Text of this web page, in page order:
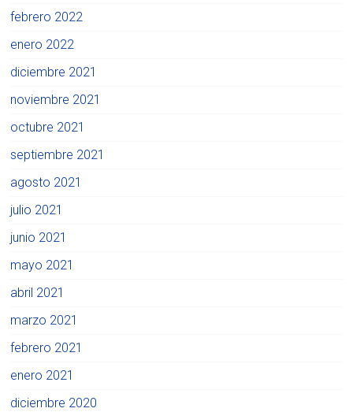
febrero 2022
enero 2022
diciembre 2021
noviembre 2021
octubre 2021
septiembre 2021
agosto 2021
julio 2021
junio 2021
mayo 2021
abril 2021
marzo 2021
febrero 2021
enero 2021
diciembre 2020